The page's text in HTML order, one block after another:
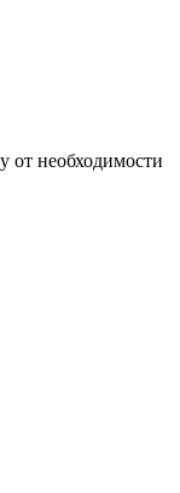
от необходимости